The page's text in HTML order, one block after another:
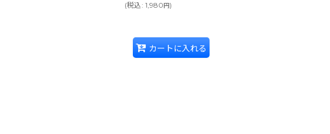
す。幾層にも重なったワックス層を素早
(税込: 1,980 円)
カートに入れる